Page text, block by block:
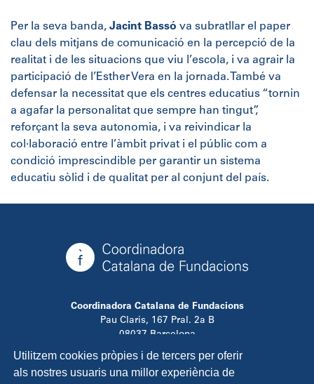
Utilitzem cookies pròpies i de tercers per oferir
als nostres usuaris una millor experiència de
Per la seva banda, Jacint Bassó va subratllar el paper
clau dels mitjans de comunicació en la percepció de la
realitat i de les situacions que viu l’escola, i va agrair la
participació de l’Esther Vera en la jornada. També va
defensar la necessitat que els centres educatius “tornin
a agafar la personalitat que sempre han tingut”,
reforçant la seva autonomia, i va reivindicar la
col·laboració entre l’àmbit privat i el públic com a
condició imprescindible per garantir un sistema
educatiu sòlid i de qualitat per al conjunt del país.
Coordinadora Catalana de Fundacions
Pau Claris, 167 Pral. 2a B
08037 Barcelona
T. 934 881 480
info@ccfundacions.cat